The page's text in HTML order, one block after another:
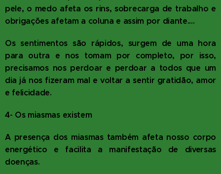
pele, o medo afeta os rins, sobrecarga de trabalho e
obrigações afetam a coluna e assim por diante....
Os sentimentos são rápidos, surgem de uma hora
para outra e nos tomam por completo, por isso,
precisamos nos perdoar e perdoar a todos que um
dia já nos fizeram mal e voltar a sentir gratidão, amor
e felicidade.
4- Os miasmas existem
A presença dos miasmas também afeta nosso corpo
energético e facilita a manifestação de diversas
doenças.